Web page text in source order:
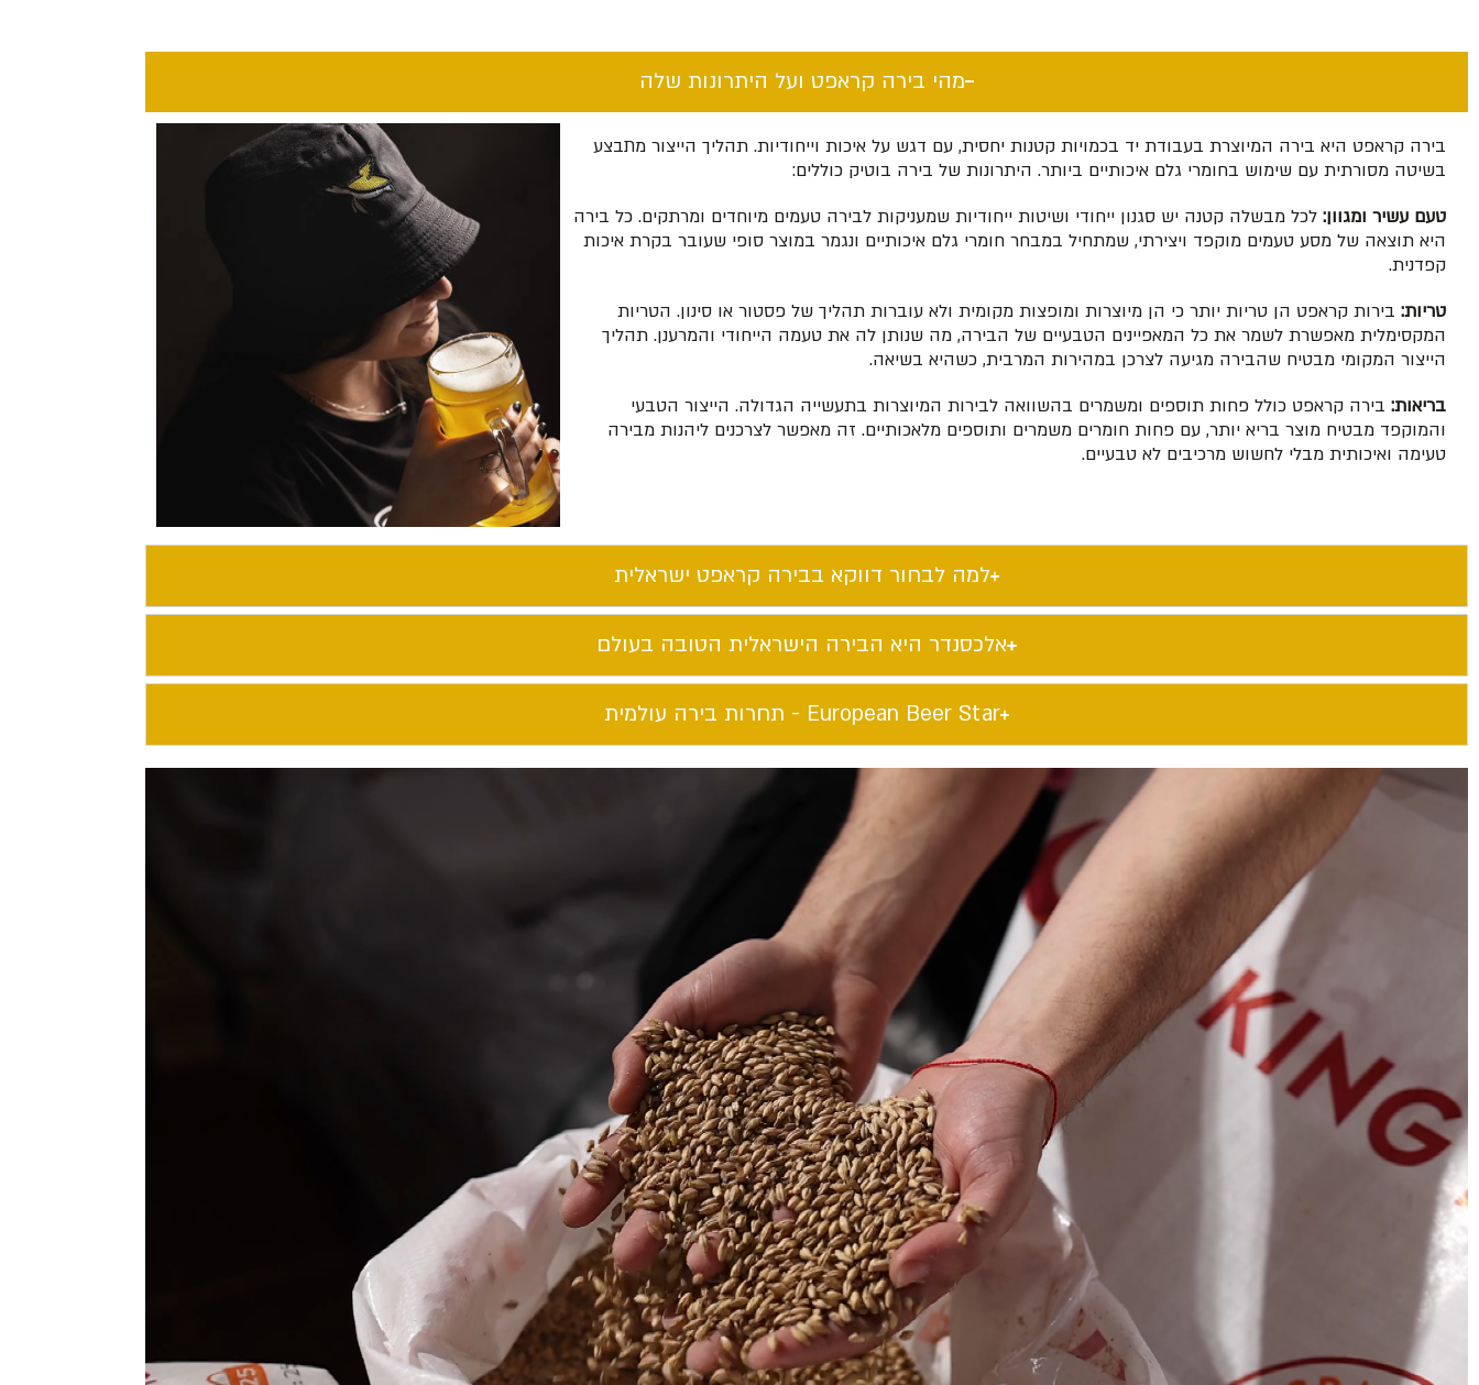
מהי בירה קראפט ועל היתרונות שלה​
בירה קראפט היא בירה המיוצרת בעבודת יד בכמויות קטנות יחסית, עם דגש על איכות וייחודיות. תהליך הייצור מתבצע
בשיטה מסורתית עם שימוש בחומרי גלם איכותיים ביותר. היתרונות של בירה בוטיק כוללים:
טעם עשיר ומגוון: לכל מבשלה קטנה יש סגנון ייחודי ושיטות ייחודיות שמעניקות לבירה טעמים מיוחדים ומרתקים. כל בירה
היא תוצאה של מסע טעמים מוקפד ויצירתי, שמתחיל במבחר חומרי גלם איכותיים ונגמר במוצר סופי שעובר בקרת איכות
קפדנית.
טריות: בירות קראפט הן טריות יותר כי הן מיוצרות ומופצות מקומית ולא עוברות תהליך של פסטור או סינון. הטריות
המקסימלית מאפשרת לשמר את כל המאפיינים הטבעיים של הבירה, מה שנותן לה את טעמה הייחודי והמרענן. תהליך
הייצור המקומי מבטיח שהבירה מגיעה לצרכן במהירות המרבית, כשהיא בשיאה.
בריאות: בירה קראפט כולל פחות תוספים ומשמרים בהשוואה לבירות המיוצרות בתעשייה הגדולה. הייצור הטבעי
והמוקפד מבטיח מוצר בריא יותר, עם פחות חומרים משמרים ותוספים מלאכותיים. זה מאפשר לצרכנים ליהנות מבירה
טעימה ואיכותית מבלי לחשוש מרכיבים לא טבעיים.
למה לבחור דווקא בבירה קראפט ישראלית​
אלכסנדר היא הבירה הישראלית הטובה בעולם​
European Beer Star​ - תחרות בירה עולמית